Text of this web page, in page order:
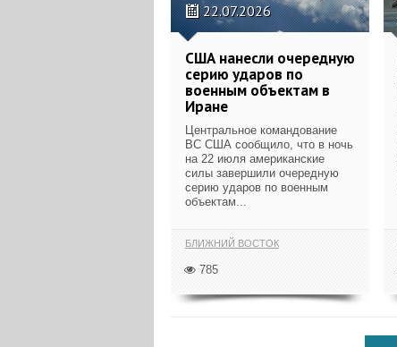
22.07.2026
США нанесли очередную
серию ударов по
военным объектам в
Иране
Центральное командование
ВС США сообщило, что в ночь
на 22 июля американские
силы завершили очередную
серию ударов по военным
объектам...
БЛИЖНИЙ ВОСТОК
785